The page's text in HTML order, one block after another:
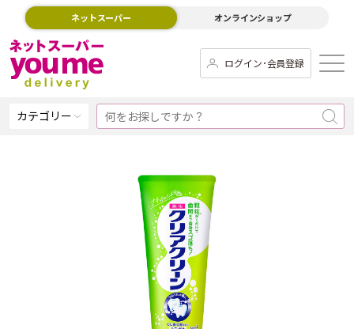
ネットスーパー オンラインショップ
ログイン･会員登録
カテゴリー